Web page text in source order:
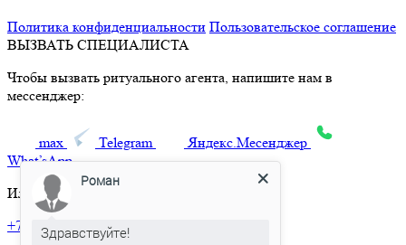
Политика конфиденциальности Пользовательское соглашение
ВЫЗВАТЬ СПЕЦИАЛИСТА
Чтобы вызвать ритуального агента, напишите нам в
мессенджер:
max Telegram
Яндекс.Месенджер
What’sApp
Или позвоните по телефону:
+7 495 150-36-47
Роман
Здравствуйте!